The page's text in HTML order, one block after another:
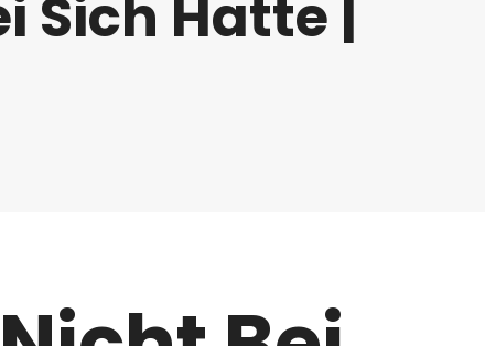
Sich Hatte |